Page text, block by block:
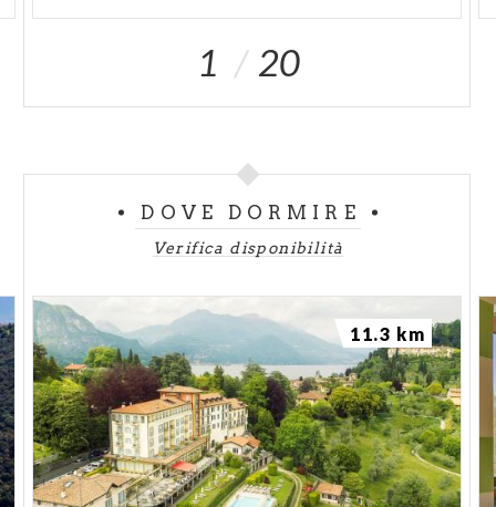
1 20
DOVE DORMIRE
Verifica disponibilità
11.3 km